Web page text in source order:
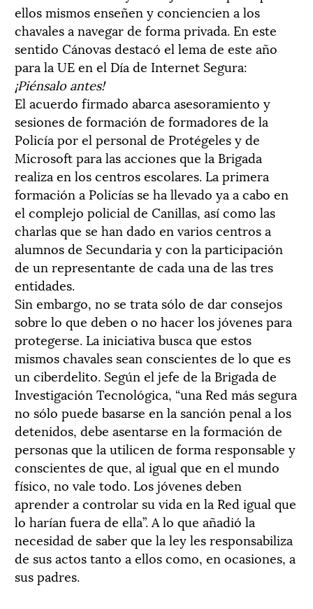
ellos mismos enseñen y conciencien a los
chavales a navegar de forma privada. En este
sentido Cánovas destacó el lema de este año
para la UE en el Día de Internet Segura:
¡Piénsalo antes!
El acuerdo firmado abarca asesoramiento y
sesiones de formación de formadores de la
Policía por el personal de Protégeles y de
Microsoft para las acciones que la Brigada
realiza en los centros escolares. La primera
formación a Policías se ha llevado ya a cabo en
el complejo policial de Canillas, así como las
charlas que se han dado en varios centros a
alumnos de Secundaria y con la participación
de un representante de cada una de las tres
entidades.
Sin embargo, no se trata sólo de dar consejos
sobre lo que deben o no hacer los jóvenes para
protegerse. La iniciativa busca que estos
mismos chavales sean conscientes de lo que es
un ciberdelito. Según el jefe de la Brigada de
Investigación Tecnológica, “una Red más segura
no sólo puede basarse en la sanción penal a los
detenidos, debe asentarse en la formación de
personas que la utilicen de forma responsable y
conscientes de que, al igual que en el mundo
físico, no vale todo. Los jóvenes deben
aprender a controlar su vida en la Red igual que
lo harían fuera de ella”. A lo que añadió la
necesidad de saber que la ley les responsabiliza
de sus actos tanto a ellos como, en ocasiones, a
sus padres.